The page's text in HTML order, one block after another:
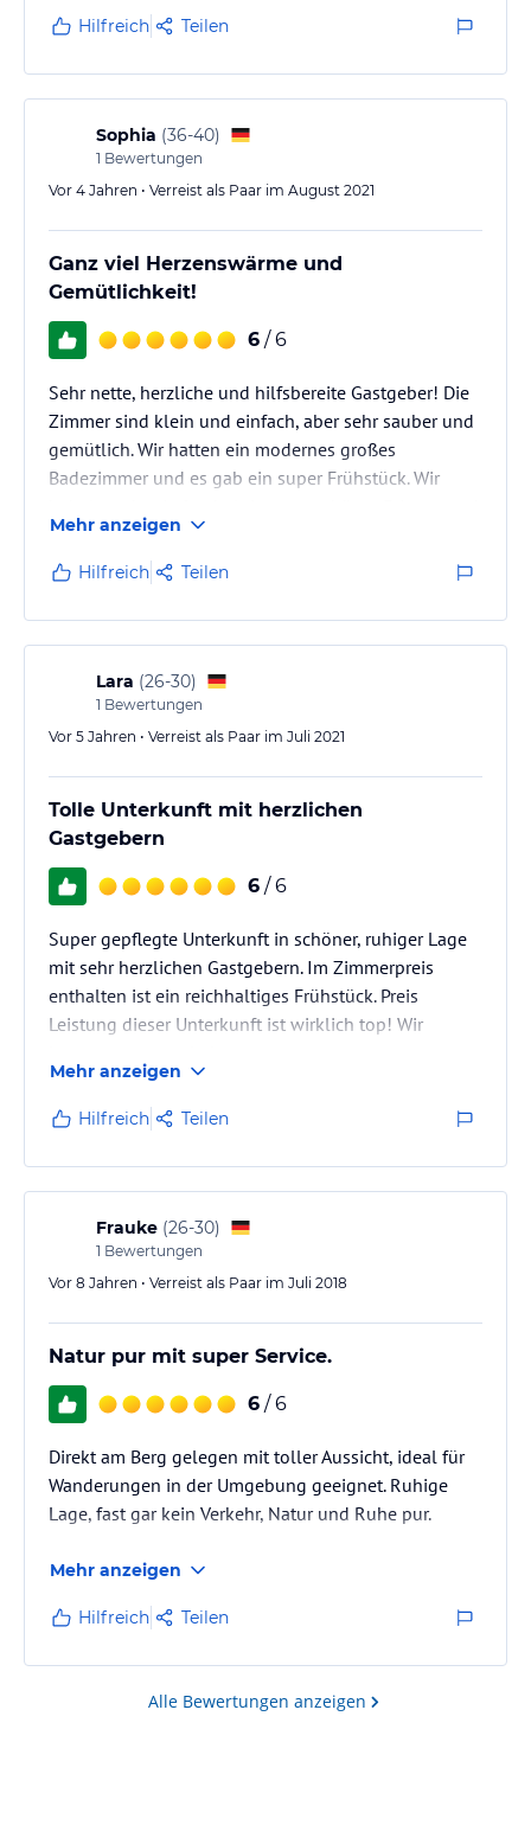
Hilfreich Teilen
Sophia (36-40)
1 Bewertungen
Vor 4 Jahren • Verreist als Paar im August 2021
Ganz viel Herzenswärme und
Gemütlichkeit!
6 / 6
Sehr nette, herzliche und hilfsbereite Gastgeber! Die
Zimmer sind klein und einfach, aber sehr sauber und
gemütlich. Wir hatten ein modernes großes
Badezimmer und es gab ein super Frühstück. Wir
Mehr anzeigen
Hilfreich Teilen
Lara (26-30)
1 Bewertungen
Vor 5 Jahren • Verreist als Paar im Juli 2021
Tolle Unterkunft mit herzlichen
Gastgebern
6 / 6
Super gepflegte Unterkunft in schöner, ruhiger Lage
mit sehr herzlichen Gastgebern. Im Zimmerpreis
enthalten ist ein reichhaltiges Frühstück. Preis
Leistung dieser Unterkunft ist wirklich top! Wir
Mehr anzeigen
Hilfreich Teilen
Frauke (26-30)
1 Bewertungen
Vor 8 Jahren • Verreist als Paar im Juli 2018
Natur pur mit super Service.
6 / 6
Direkt am Berg gelegen mit toller Aussicht, ideal für
Wanderungen in der Umgebung geeignet. Ruhige
Lage, fast gar kein Verkehr, Natur und Ruhe pur.
Mehr anzeigen
Hilfreich Teilen
Alle Bewertungen anzeigen